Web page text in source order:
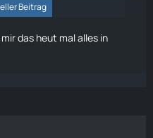
Beitrag
das heut mal alles in